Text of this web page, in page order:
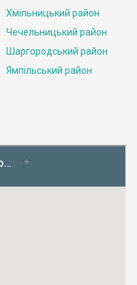
Хмільницький район
Чечельницький район
Шаргородський район
Ямпільський район